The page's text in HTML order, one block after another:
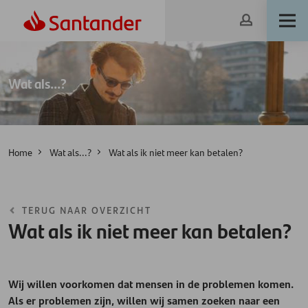
Wat als...?
Home Wat als...? Wat als ik niet meer kan betalen?
TERUG NAAR OVERZICHT
Wat als ik niet meer kan betalen?
Wij willen voorkomen dat mensen in de problemen komen.
Als er problemen zijn, willen wij samen zoeken naar een